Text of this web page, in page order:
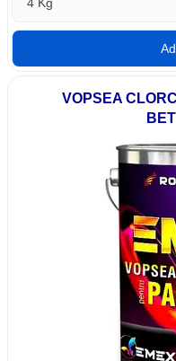
VOPSEA